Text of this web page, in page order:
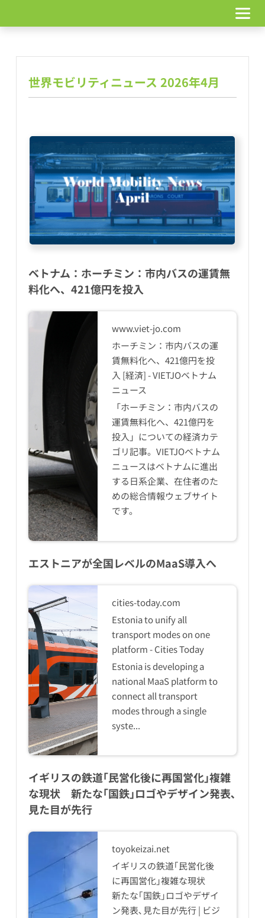
テ
世界モビリティニュース 2026年4月
ベトナム：ホーチミン：市内バスの運賃無
料化へ、421億円を投入
www.viet-jo.com
ホーチミン：市内バスの運
賃無料化へ、421億円を投
入 [経済] - VIETJOベトナム
ニュース
「ホーチミン：市内バスの
運賃無料化へ、421億円を
投入」についての経済カテ
ゴリ記事。VIETJOベトナム
ニュースはベトナムに進出
する日系企業、在住者のた
めの総合情報ウェブサイト
です。
エストニアが全国レベルのMaaS導入へ
cities-today.com
Estonia to unify all
transport modes on one
platform - Cities Today
Estonia is developing a
national MaaS platform to
connect all transport
modes through a single
syste...
イギリスの鉄道｢民営化後に再国営化｣複雑
な現状 新たな｢国鉄｣ロゴやデザイン発表､
見た目が先行
toyokeizai.net
イギリスの鉄道｢民営化後
に再国営化｣複雑な現状
新たな｢国鉄｣ロゴやデザイ
ン発表､見た目が先行 | ビジ